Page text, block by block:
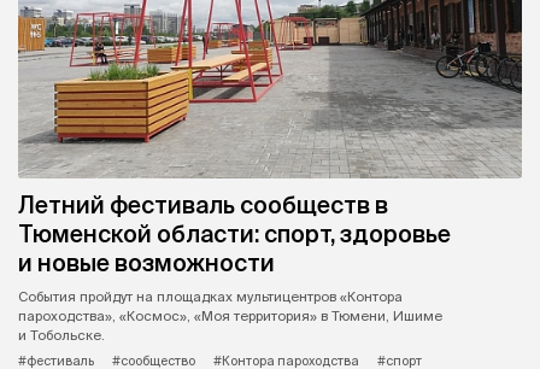
Летний фестиваль сообществ в
Тюменской области: спорт, здоровье
и новые возможности
События пройдут на площадках мультицентров «Контора
пароходства», «Космос», «Моя территория» в Тюмени, Ишиме
и Тобольске.
#фестиваль
#сообщество #Контора пароходства
#спорт